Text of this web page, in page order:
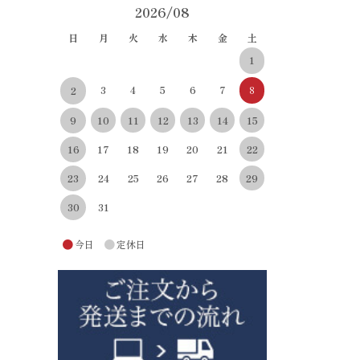
2026/08
日 月 火 水 木 金
土
1
2 3 4 5 6 7 8
9 10 11 12 13 14 15
16 17 18 19 20 21 22
23 24 25 26 27 28 29
30 31
●今日 ●定休日